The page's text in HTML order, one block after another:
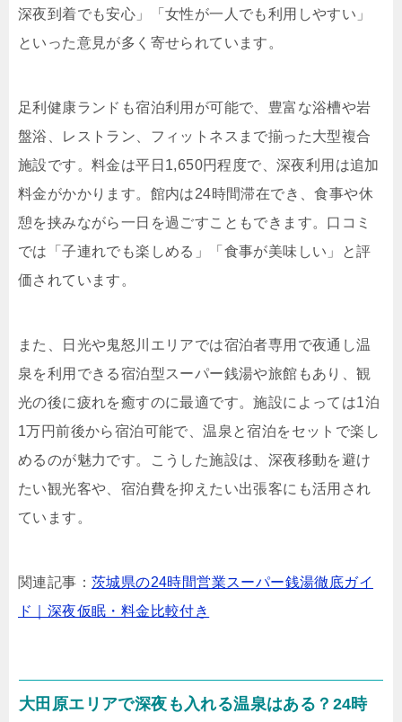
深夜到着でも安心」「女性が一人でも利用しやすい」
といった意見が多く寄せられています。
足利健康ランドも宿泊利用が可能で、豊富な浴槽や岩
盤浴、レストラン、フィットネスまで揃った大型複合
施設です。料金は平日1,650円程度で、深夜利用は追加
料金がかかります。館内は24時間滞在でき、食事や休
憩を挟みながら一日を過ごすこともできます。口コミ
では「子連れでも楽しめる」「食事が美味しい」と評
価されています。
また、日光や鬼怒川エリアでは宿泊者専用で夜通し温
泉を利用できる宿泊型スーパー銭湯や旅館もあり、観
光の後に疲れを癒すのに最適です。施設によっては1泊
1万円前後から宿泊可能で、温泉と宿泊をセットで楽し
めるのが魅力です。こうした施設は、深夜移動を避け
たい観光客や、宿泊費を抑えたい出張客にも活用され
ています。
関連記事： 茨城県の24時間営業スーパー銭湯徹底ガイ
ド｜深夜仮眠・料金比較付き
大田原エリアで深夜も入れる温泉はある？24時